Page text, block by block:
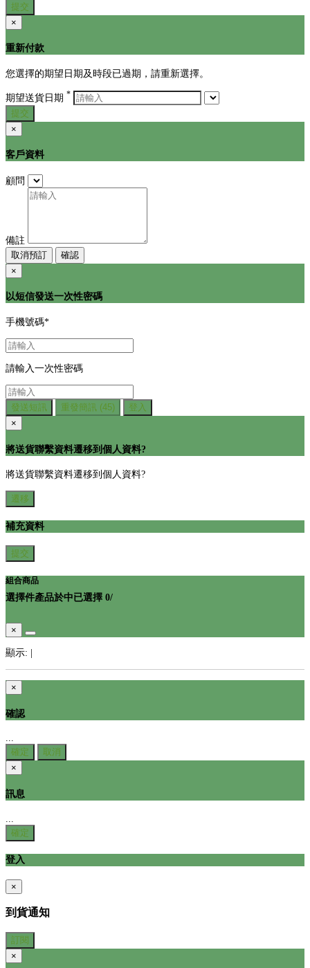
提交
×
重新付款
您選擇的期望日期及時段已過期，請重新選擇。
期望送貨日期 *
提交
×
客戶資料
顧問
備註
取消預訂
確認
×
以短信發送一次性密碼
手機號碼*
請輸入一次性密碼
發送短訊 重發簡訊 (45)
登入
×
將送貨聯繫資料遷移到個人資料?
將送貨聯繫資料遷移到個人資料?
遷移
補充資料
提交
組合商品
選擇件產品於中已選擇 0/
×
顯示:
×
確認
...
確定
取消
×
訊息
確定
登入
×
到貨通知
訂閱
×